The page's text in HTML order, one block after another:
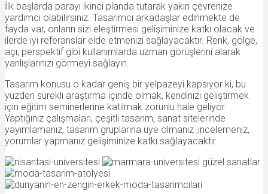
İlk başlarda parayı ikinci planda tutarak yakın çevrenize
yardımcı olabilirsiniz. Tasarımcı arkadaşlar edinmekte de
fayda var, onların sizi eleştirmesi gelişiminize katkı olacak ve
ilerde iyi referanslar elde etmenizi sağlayacaktır. Renk, gölge,
açı, perspektif gibi kullanımlarda uzman görüşlerini alarak
yanlışlarınızı görmeyi sağlayın.
Tasarım konusu o kadar geniş bir yelpazeyi kapsıyor ki, bu
yüzden sürekli araştırma içinde olmak, kendinizi geliştirmek
için eğitim seminerlerine katılmak zorunlu hale geliyor.
Yaptığınız çalışmaları, çeşitli tasarım, sanat sitelerinde
yayımlamanız, tasarım gruplarına üye olmanız ,incelemeniz,
yorumlar yapmanız gelişiminize katkı sağlayacaktır.